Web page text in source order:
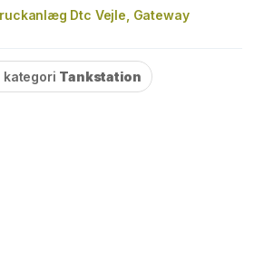
Dtc Vejle, Gateway
kategori Tankstation